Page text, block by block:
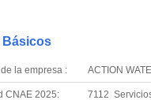
Básicos
la empresa : ACTION
CNAE 2025: 7112